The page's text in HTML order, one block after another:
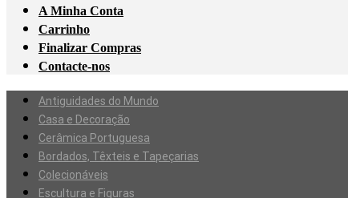
A Minha Conta
Carrinho
Finalizar Compras
Contacte-nos
Antiguidades do Mundo
Casa e Decoração
Cerâmica Portuguesa
Bordados, Têxteis e Tapeçarias
Colecionáveis
Escultura e Figuras